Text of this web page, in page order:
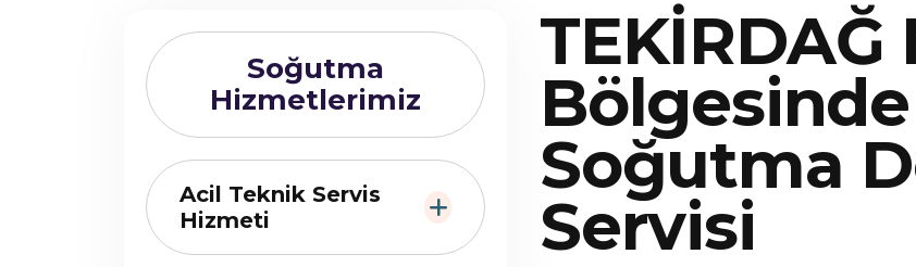
Soğutma
Hizmetlerimiz
Acil Teknik Servis
Hizmeti
TEKİRDAĞ
Soğutma
Servisi